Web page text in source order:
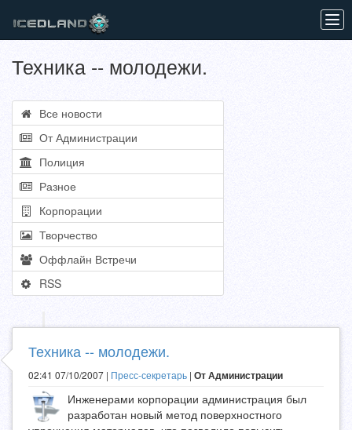
Техника -- молодежи.
Все новости
От Администрации
Полиция
Разное
Корпорации
Творчество
Оффлайн Встречи
RSS
Техника -- молодежи.
02:41 07/10/2007 | Пресс-секретарь | От Администрации
Инженерами корпорации администрация был
разработан новый метод поверхностного